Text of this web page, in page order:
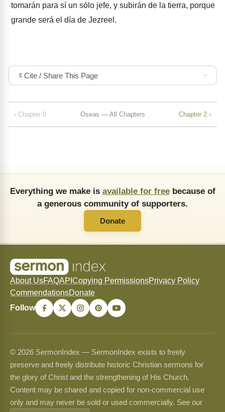
tomarán para sí un sólo jefe, y subirán de la tierra, porque
grande será el día de Jezreel.
Cite / Share This Page
‹ Chapter 0 Oseas — All Chapters Chapter 2 ›
Everything we make is available for freebecause of
a generous community of supporters.
Donate
About UsFAQAPI Copying PermissionsPrivacy Policy
CommendationsDonate
Follow
© 2026 SermonIndex — SermonIndex exists to freely
preserve and freely distribute historic Christian sermons for
the glory of Christ and the strengthening of His Church.
Content may be shared and copied for non-commercial use
only and may never be sold or used commercially. See our